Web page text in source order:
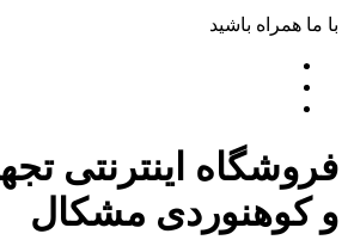
با ما همراه باشید
فروشگاه اینترنتی
و کوهنوردی مشکال